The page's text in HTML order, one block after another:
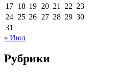
17 18 19 20 21 22 23
24 25 26 27 28 29 30
31
« Июл
Рубрики